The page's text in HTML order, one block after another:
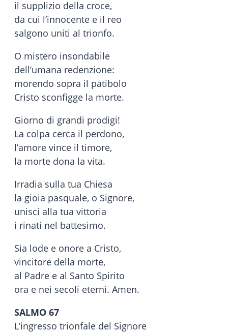
il supplizio della croce,
da cui l’innocente e il reo
salgono uniti al trionfo.
O mistero insondabile
dell’umana redenzione:
morendo sopra il patibolo
Cristo sconfigge la morte.
Giorno di grandi prodigi!
La colpa cerca il perdono,
l’amore vince il timore,
la morte dona la vita.
Irradia sulla tua Chiesa
la gioia pasquale, o Signore,
unisci alla tua vittoria
i rinati nel battesimo.
Sia lode e onore a Cristo,
vincitore della morte,
al Padre e al Santo Spirito
ora e nei secoli eterni. Amen.
SALMO 67
L’ingresso trionfale del Signore